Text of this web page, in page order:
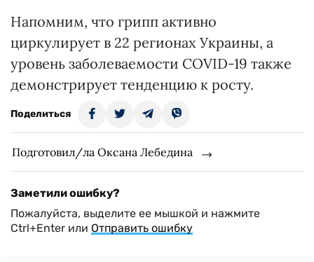
Напомним, что грипп активно
циркулирует в 22 регионах Украины, а
уровень заболеваемости COVID-19 также
демонстрирует тенденцию к росту.
Поделиться
Подготовил/ла Оксана Лебедина
Заметили ошибку?
Пожалуйста, выделите ее мышкой и нажмите
Ctrl+Enter или Отправить ошибку